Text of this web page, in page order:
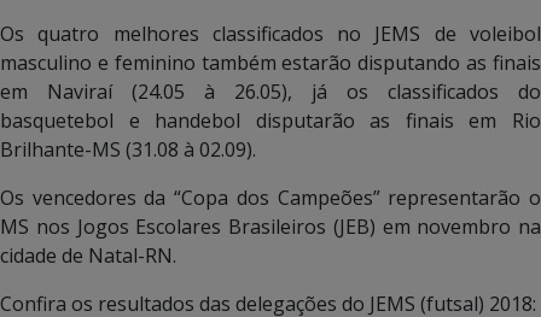
Os quatro melhores classificados no JEMS de voleibol
masculino e feminino também estarão disputando as finais
em Naviraí (24.05 à 26.05), já os classificados do
basquetebol e handebol disputarão as finais em Rio
Brilhante-MS (31.08 à 02.09).
Os vencedores da “Copa dos Campeões” representarão o
MS nos Jogos Escolares Brasileiros (JEB) em novembro na
cidade de Natal-RN.
Confira os resultados das delegações do JEMS (futsal) 2018: